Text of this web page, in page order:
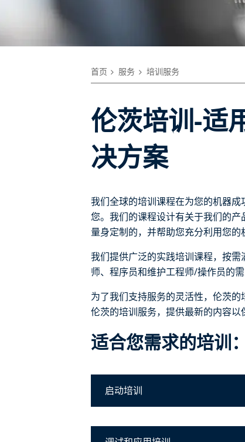
首页 服务 培训服务
伦茨培训-适
决方案
我们全球的培训课程在为您的机器
您。我们的课程设计有关于我们的
量身定制的，并帮助您充分利用您的
我们提供广泛的实践培训课程，按
师、程序员和维护工程师/操作员的需
为了我们支持服务的灵活性，伦茨
伦茨的培训服务，提供最新的内容以
适合您需求的培训：
启动培训